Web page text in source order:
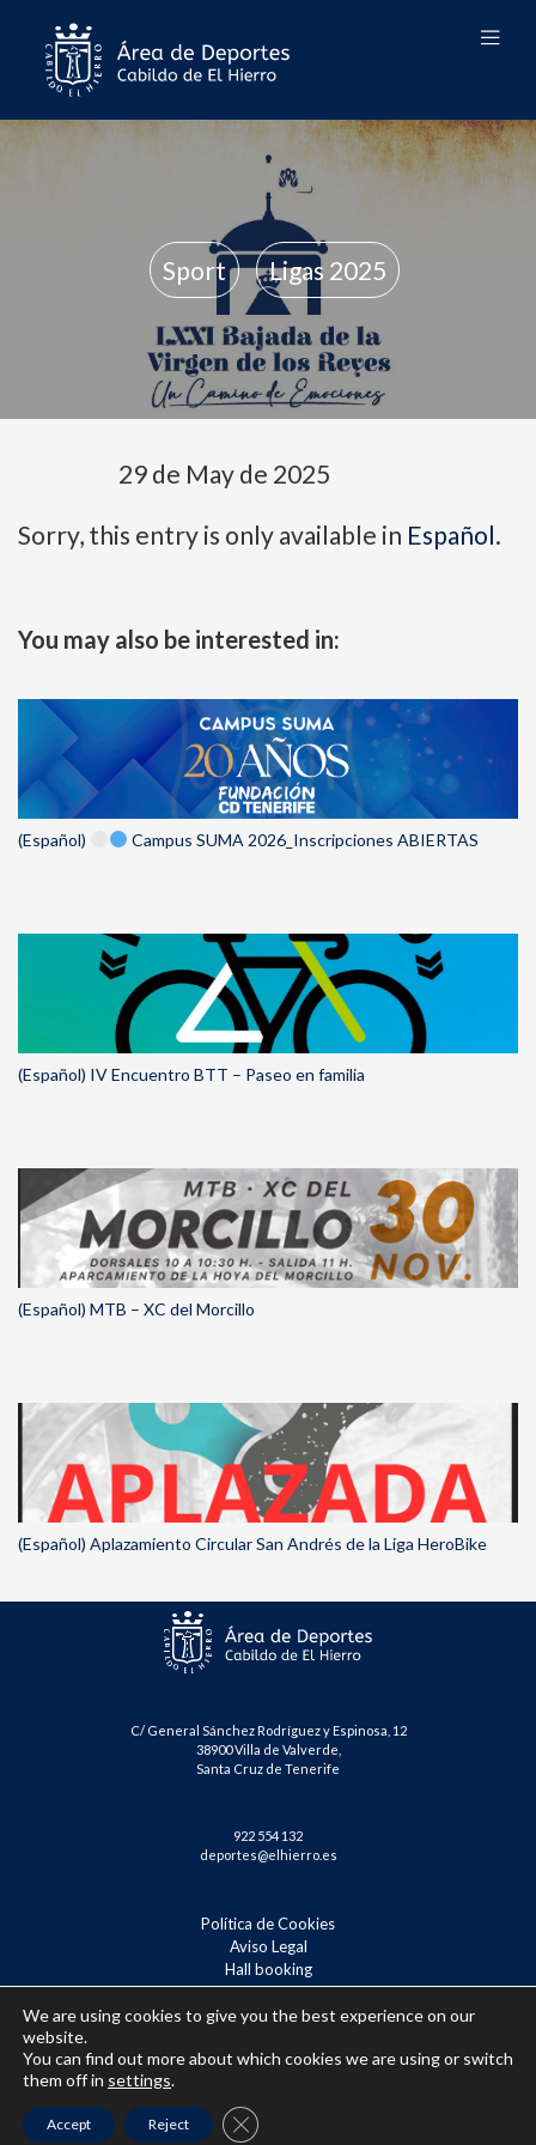
Sport Ligas 2025
29 de May de 2025
Sorry, this entry is only available in Español.
You may also be interested in:
(Español) Campus SUMA 2026_Inscripciones ABIERTAS
(Español) IV Encuentro BTT – Paseo en familia
(Español) MTB – XC del Morcillo
(Español) Aplazamiento Circular San Andrés de la Liga HeroBike
C/ General Sánchez Rodríguez y Espinosa, 12
38900 Villa de Valverde,
Santa Cruz de Tenerife
922 554 132
deportes@elhierro.es
Política de Cookies
Aviso Legal
Hall booking
Reserva Tenis – Badminton
(Español) Confirmación de inscripción
We are using cookies to give you the best experience on our
website.
You can find out more about which cookies we are using or switch
them off in settings.
Accept Reject Close GDPR Cookie Banner